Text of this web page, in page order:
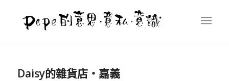
Daisy的雜貨店‧嘉義